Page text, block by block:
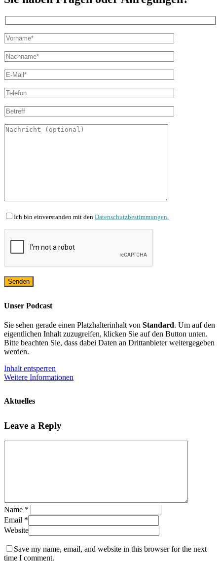
Ich bin einverstanden mit den Datenschutzbestimmungen.
Unser Podcast
Sie sehen gerade einen Platzhalterinhalt von Standard. Um auf den
eigentlichen Inhalt zuzugreifen, klicken Sie auf den Button unten.
Bitte beachten Sie, dass dabei Daten an Drittanbieter weitergegeben
werden.
Inhalt entsperren
Weitere Informationen
Aktuelles
Leave a Reply
Name *
Email *
Website
Save my name, email, and website in this browser for the next
time I comment.